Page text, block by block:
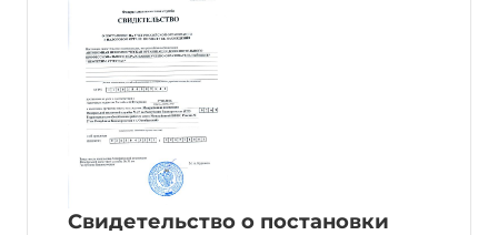
Свидетельство о постановки